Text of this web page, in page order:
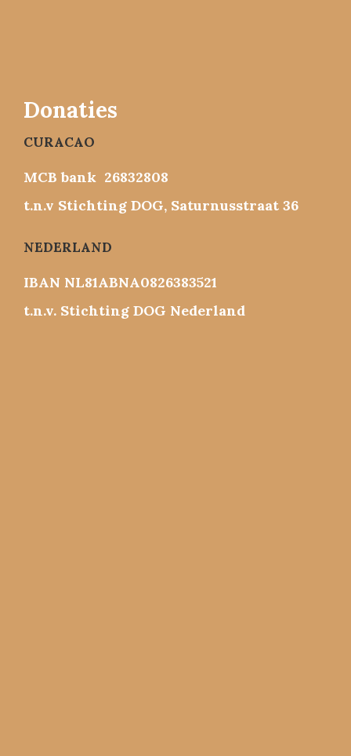
Donaties
CURACAO
MCB bank 26832808
t.n.v Stichting DOG, Saturnusstraat 36
NEDERLAND
IBAN NL81ABNA0826383521
t.n.v. Stichting DOG Nederland